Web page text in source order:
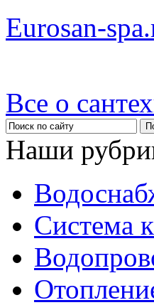
Eurosan-
Все о
Наши
Система